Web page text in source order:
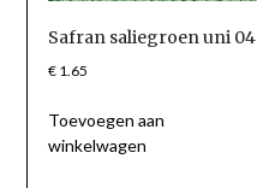
Safran saliegroen uni 04
€1.65
Toevoegen aan
winkelwagen